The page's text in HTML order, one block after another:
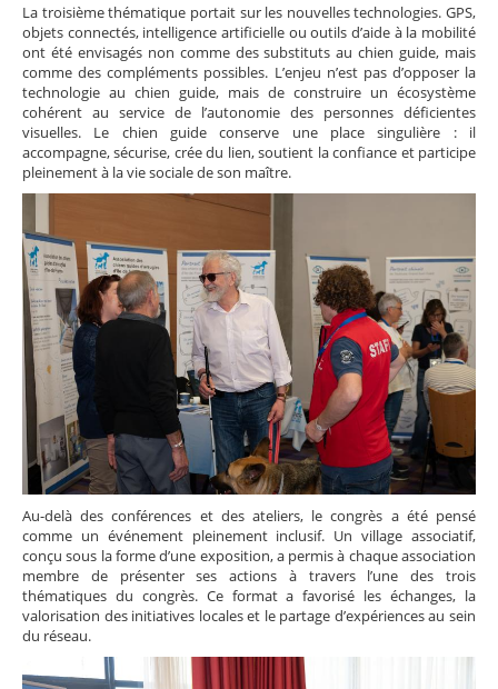
La troisième thématique portait sur les nouvelles technologies. GPS,
objets connectés, intelligence artificielle ou outils d’aide à la mobilité
ont été envisagés non comme des substituts au chien guide, mais
comme des compléments possibles. L’enjeu n’est pas d’opposer la
technologie au chien guide, mais de construire un écosystème
cohérent au service de l’autonomie des personnes déficientes
visuelles. Le chien guide conserve une place singulière : il
accompagne, sécurise, crée du lien, soutient la confiance et participe
pleinement à la vie sociale de son maître.
Au-delà des conférences et des ateliers, le congrès a été pensé
comme un événement pleinement inclusif. Un village associatif,
conçu sous la forme d’une exposition, a permis à chaque association
membre de présenter ses actions à travers l’une des trois
thématiques du congrès. Ce format a favorisé les échanges, la
valorisation des initiatives locales et le partage d’expériences au sein
du réseau.